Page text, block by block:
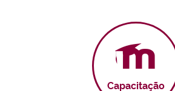
Ministério do Desenvolvimento Regional
Controladoria-Geral da União
Ministério da Mulher, da Família e dos Direitos
Capacitação